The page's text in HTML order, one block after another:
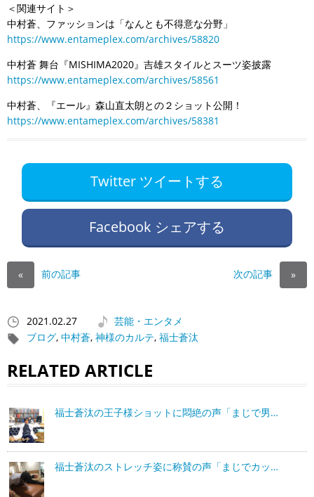
＜関連サイト＞
中村蒼、ファッションは「なんとも不得意な分野」
https://www.entameplex.com/archives/58820
中村蒼 舞台『MISHIMA2020』吉雄スタイルとスーツ姿披露
https://www.entameplex.com/archives/58561
中村蒼、『エール』森山直太朗との２ショット公開！
https://www.entameplex.com/archives/58381
Twitter ツイートする
Facebook シェアする
« 前の記事 次の記事 »
2021.02.27
芸能・エンタメ
ブログ, 中村蒼, 神様のカルテ, 福士蒼汰
RELATED ARTICLE
福士蒼汰の王子様ショットに悶絶の声「まじで男…
福士蒼汰のストレッチ姿に称賛の声「まじでカッ…